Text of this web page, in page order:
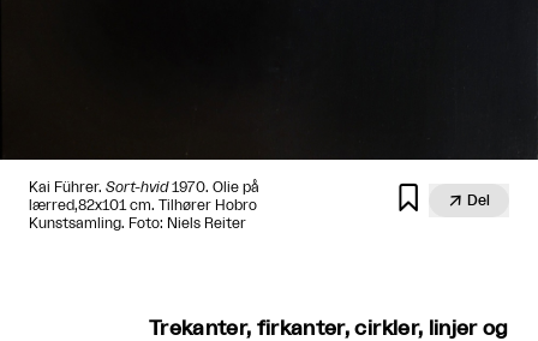
Kai Führer. Sort-hvid1970. Olie på
lærred,82x101 cm. Tilhører Hobro
Kunstsamling. Foto: Niels Reiter
  Del
Trekanter, firkanter, cirkler, linjer og